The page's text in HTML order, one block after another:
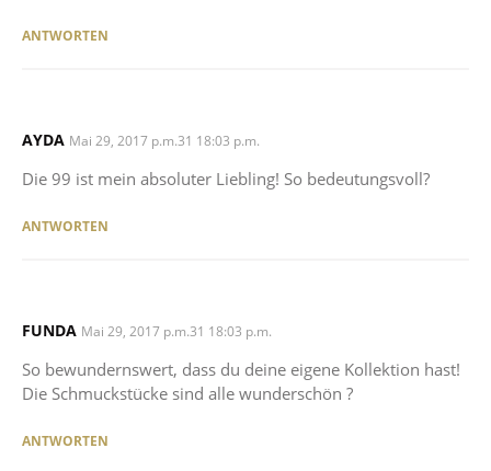
ANTWORTEN
AYDA SAYS:
Mai 29, 2017 p.m.31 18:03 p.m.
Die 99 ist mein absoluter Liebling! So bedeutungsvoll?
ANTWORTEN
FUNDA SAYS:
Mai 29, 2017 p.m.31 18:03 p.m.
So bewundernswert, dass du deine eigene Kollektion hast!
Die Schmuckstücke sind alle wunderschön ?
ANTWORTEN